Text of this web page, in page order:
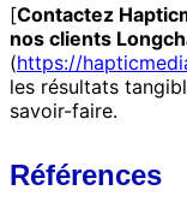
[Contactez
nos clients
(https://
les résultats
savoir-faire.
Références